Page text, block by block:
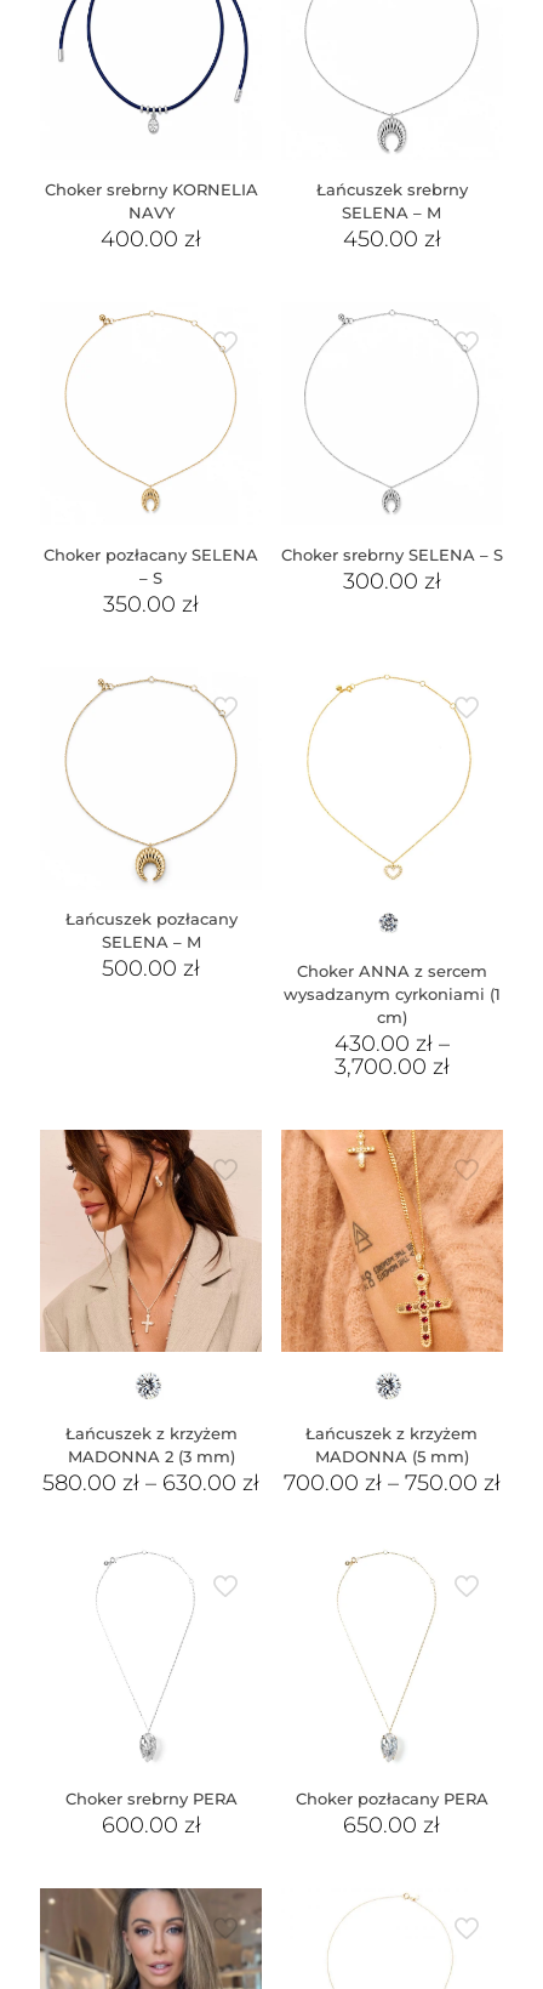
Choker srebrny KORNELIA
NAVY
400.00zł
Łańcuszek srebrny
SELENA – M
450.00 zł
Choker pozłacany SELENA
– S
350.00zł
Choker srebrny SELENA – S
300.00 zł
Łańcuszek pozłacany
SELENA – M
500.00zł
Choker ANNA z sercem
wysadzanym cyrkoniami (1
cm)
430.00 zł–
3,700.00 zł
Łańcuszek z krzyżem
MADONNA 2 (3 mm)
580.00zł – 630.00zł
Łańcuszek z krzyżem
MADONNA (5 mm)
700.00 zł– 750.00 zł
Choker srebrny PERA
600.00 zł
Choker pozłacany PERA
650.00zł